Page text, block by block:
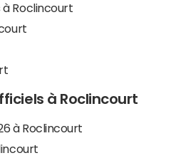
à Roclincourt
à Roclincourt
à Roclincourt